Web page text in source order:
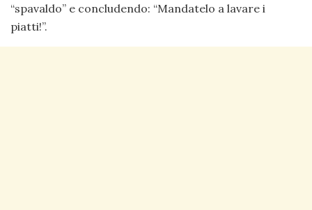
“spavaldo” e concludendo: “Mandatelo a lavare i
piatti!”.